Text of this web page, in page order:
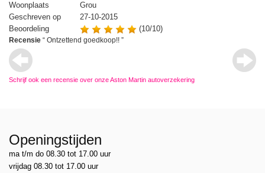
Woonplaats
Grou
Geschreven op
27-10-2015
Beoordeling
(10/10)
Recensie “ Ontzettend goedkoop!! ”
Schrijf ook een recensie over onze Aston Martin autoverzekering
Openingstijden
ma t/m do 08.30 tot 17.00 uur
vrijdag 08.30 tot 17.00 uur